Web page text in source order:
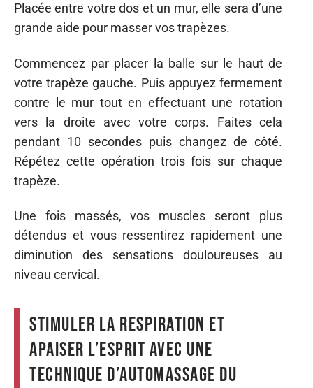
Placée entre votre dos et un mur, elle sera d’une
grande aide pour masser vos trapèzes.
Commencez par placer la balle sur le haut de
votre trapèze gauche. Puis appuyez fermement
contre le mur tout en effectuant une rotation
vers la droite avec votre corps. Faites cela
pendant 10 secondes puis changez de côté.
Répétez cette opération trois fois sur chaque
trapèze.
Une fois massés, vos muscles seront plus
détendus et vous ressentirez rapidement une
diminution des sensations douloureuses au
niveau cervical.
Stimuler la respiration et
apaiser l’esprit avec une
technique d’automassage du